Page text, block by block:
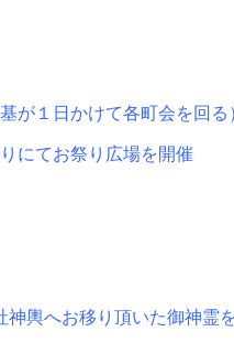
が１日かけて各町会を回る
にてお祭り広場を開催
輿へお移り頂いた御神霊